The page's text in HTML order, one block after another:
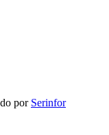
por Serinfor